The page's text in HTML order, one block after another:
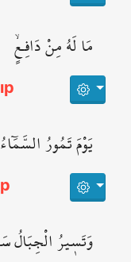
مَا لَهُ مِنْ دَافِـعٍۙ
يَوْمَ تَمُورُ
وَتَس۪يرُ الْجِبَالُ